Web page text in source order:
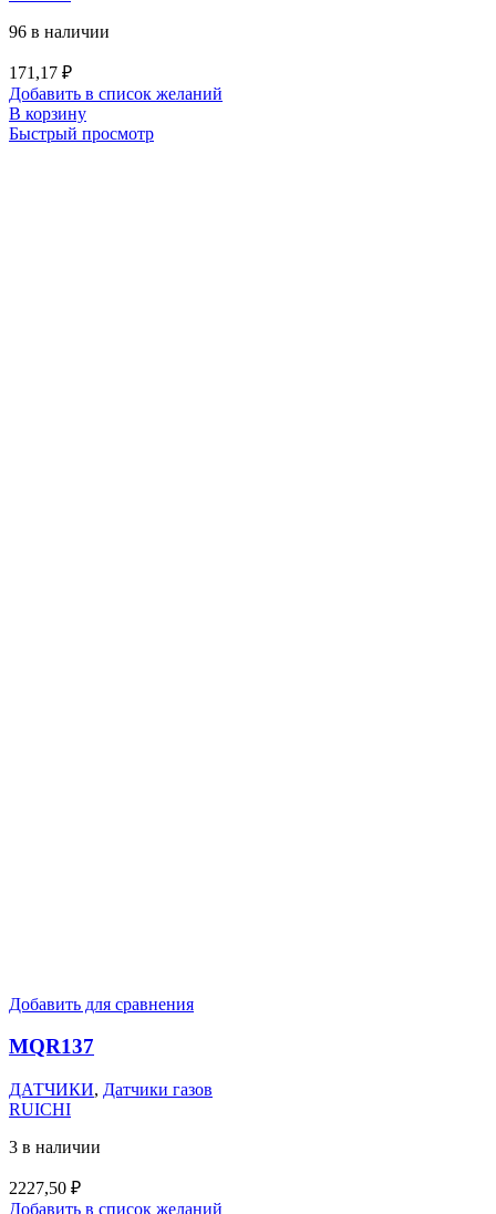
96 в наличии
171,17 ₽
Добавить в список желаний
В корзину
Быстрый просмотр
Добавить для сравнения
MQR137
ДАТЧИКИ, Датчики газов
RUICHI
3 в наличии
2227,50 ₽
Добавить в список желаний